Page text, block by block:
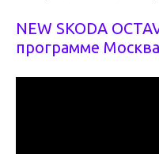
NEW SKODA
программе